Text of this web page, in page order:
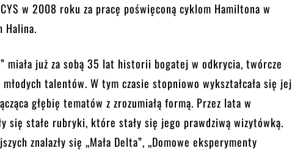
w 2008 roku za pracę poświęconą cyklom Hamiltona w
Halina.
miała już za sobą 35 lat historii bogatej w odkrycia, twórcze
talentów. W tym czasie stopniowo wykształcała się jej
głębię tematów z zrozumiałą formą. Przez lata w
się stałe rubryki, które stały się jego prawdziwą wizytówką.
znalazły się „Mała Delta”, „Domowe eksperymenty